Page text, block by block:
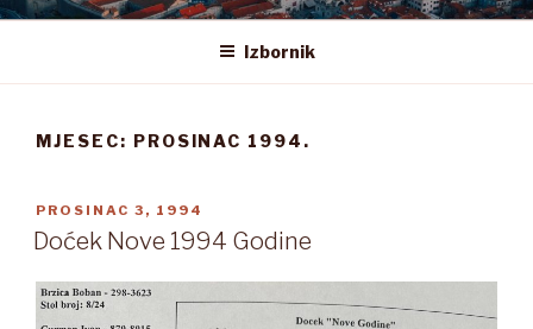
Izbornik
MJESEC: PROSINAC 1994.
OBJAVLJENO
PROSINAC 3, 1994
Doćek Nove 1994 Godine